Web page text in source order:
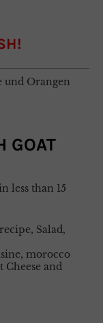
GOAT
Salad,
morocco
Cheese and